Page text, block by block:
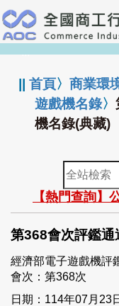
跳
到
主
要
:::
||首頁〉商業環
遊戲機名錄〉
機名錄(典藏)
全
站
檢
索
【熱門查詢】
第368會次評鑑通
經濟部電子遊戲機評
會次：第368次
日期：114年07月23